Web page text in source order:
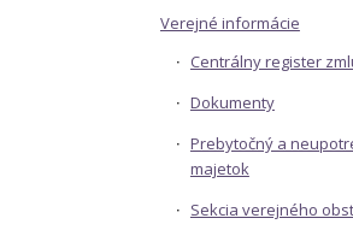
Verejné informácie
Centrálny register
Dokumenty
Prebytočný a
majetok
Sekcia verejného